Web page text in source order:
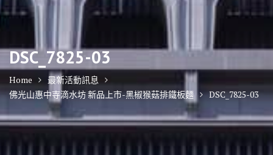
DSC_7825-03
Home
最新活動訊息
佛光山惠中寺滴水坊 新品上市-黑椒猴菇排鐵板麵
DSC_7825-03